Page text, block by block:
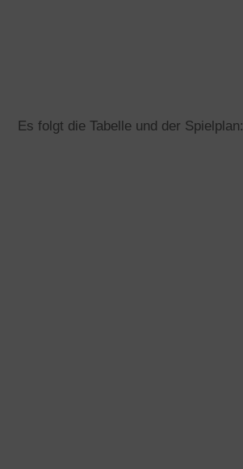
Es folgt die Tabelle und der Spielplan: